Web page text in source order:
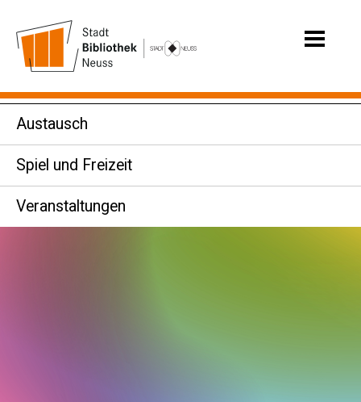
Austausch
Spiel und Freizeit
Veranstaltungen